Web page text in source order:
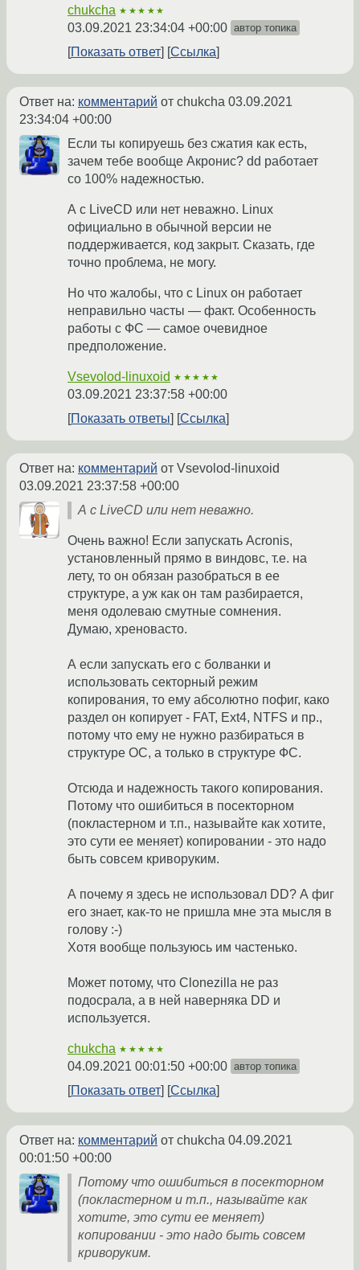
chukcha ★★★★★
03.09.2021 23:34:04 +00:00 автор топика
Показать ответ Ссылка
Ответ на: комментарий от chukcha 03.09.2021
23:34:04 +00:00
Если ты копируешь без сжатия как есть,
зачем тебе вообще Акронис? dd работает
со 100% надежностью.
А с LiveCD или нет неважно. Linux
официально в обычной версии не
поддерживается, код закрыт. Сказать, где
точно проблема, не могу.
Но что жалобы, что с Linux он работает
неправильно часты — факт. Особенность
работы с ФС — самое очевидное
предположение.
Vsevolod-linuxoid ★★★★★
03.09.2021 23:37:58 +00:00
Показать ответы
Ссылка
Ответ на: комментарий от Vsevolod-linuxoid
03.09.2021 23:37:58 +00:00
А с LiveCD или нет неважно.
Очень важно! Если запускать Acronis,
установленный прямо в виндовс, т.е. на
лету, то он обязан разобраться в ее
структуре, а уж как он там разбирается,
меня одолеваю смутные сомнения.
Думаю, хреновасто.
А если запускать его с болванки и
использовать секторный режим
копирования, то ему абсолютно пофиг, како
раздел он копирует - FAT, Ext4, NTFS и пр.,
потому что ему не нужно разбираться в
структуре ОС, а только в структуре ФС.
Отсюда и надежность такого копирования.
Потому что ошибиться в посекторном
(покластерном и т.п., называйте как хотите,
это сути ее меняет) копировании - это надо
быть совсем криворуким.
А почему я здесь не использовал DD? А фиг
его знает, как-то не пришла мне эта мысля в
голову :-)
Хотя вообще пользуюсь им частенько.
Может потому, что Clonezilla не раз
подосрала, а в ней наверняка DD и
используется.
chukcha ★★★★★
04.09.2021 00:01:50 +00:00 автор топика
Показать ответ Ссылка
Ответ на: комментарий от chukcha 04.09.2021
00:01:50 +00:00
Потому что ошибиться в посекторном
(покластерном и т.п., называйте как
хотите, это сути ее меняет)
копировании - это надо быть совсем
криворуким.